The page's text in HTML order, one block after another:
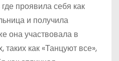
проявила себя как
и получила
она участвовала в
таких как «Танцуют все»,